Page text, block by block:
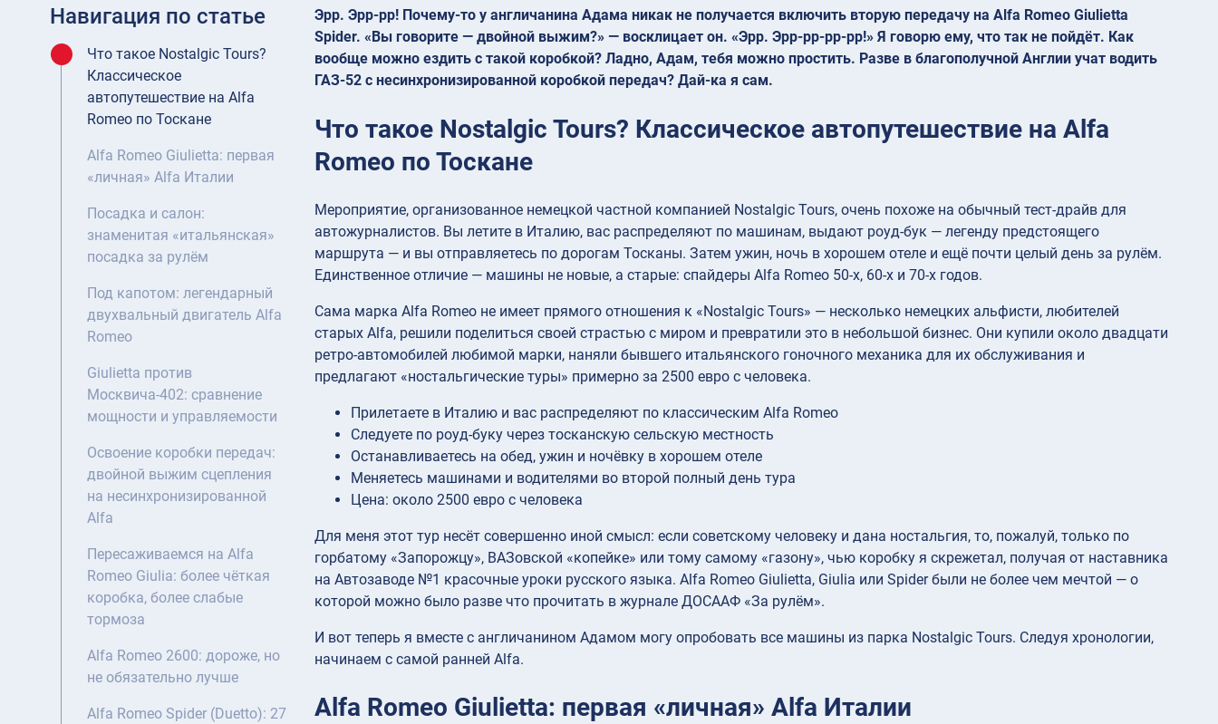
Навигация по статье
Что такое Nostalgic Tours?
Классическое
автопутешествие на Alfa
Romeo по Тоскане
Alfa Romeo Giulietta: первая
«личная» Alfa Италии
Посадка и салон:
знаменитая «итальянская»
посадка за рулём
Под капотом: легендарный
двухвальный двигатель Alfa
Romeo
Giulietta против
Москвича-402: сравнение
мощности и управляемости
Освоение коробки передач:
двойной выжим сцепления
на несинхронизированной
Alfa
Пересаживаемся на Alfa
Romeo Giulia: более чёткая
коробка, более слабые
тормоза
Alfa Romeo 2600: дороже, но
не обязательно лучше
Alfa Romeo Spider (Duetto): 27
Эрр. Эрр-рр! Почему-то у англичанина Адама никак не получается включить вторую передачу на Alfa Romeo Giulietta
Spider. «Вы говорите — двойной выжим?» — восклицает он. «Эрр. Эрр-рр-рр-рр!» Я говорю ему, что так не пойдёт. Как
вообще можно ездить с такой коробкой? Ладно, Адам, тебя можно простить. Разве в благополучной Англии учат водить
ГАЗ-52 с несинхронизированной коробкой передач? Дай-ка я сам.
Что такое Nostalgic Tours? Классическое автопутешествие на Alfa
Romeo по Тоскане
Мероприятие, организованное немецкой частной компанией Nostalgic Tours, очень похоже на обычный тест-драйв для
автожурналистов. Вы летите в Италию, вас распределяют по машинам, выдают роуд-бук — легенду предстоящего
маршрута — и вы отправляетесь по дорогам Тосканы. Затем ужин, ночь в хорошем отеле и ещё почти целый день за рулём.
Единственное отличие — машины не новые, а старые: спайдеры Alfa Romeo 50-х, 60-х и 70-х годов.
Сама марка Alfa Romeo не имеет прямого отношения к «Nostalgic Tours» — несколько немецких альфисти, любителей
старых Alfa, решили поделиться своей страстью с миром и превратили это в небольшой бизнес. Они купили около двадцати
ретро-автомобилей любимой марки, наняли бывшего итальянского гоночного механика для их обслуживания и
предлагают «ностальгические туры» примерно за 2500 евро с человека.
Прилетаете в Италию и вас распределяют по классическим Alfa Romeo
Следуете по роуд-буку через тосканскую сельскую местность
Останавливаетесь на обед, ужин и ночёвку в хорошем отеле
Меняетесь машинами и водителями во второй полный день тура
Цена: около 2500 евро с человека
Для меня этот тур несёт совершенно иной смысл: если советскому человеку и дана ностальгия, то, пожалуй, только по
горбатому «Запорожцу», ВАЗовской «копейке» или тому самому «газону», чью коробку я скрежетал, получая от наставника
на Автозаводе №1 красочные уроки русского языка. Alfa Romeo Giulietta, Giulia или Spider были не более чем мечтой — о
которой можно было разве что прочитать в журнале ДОСААФ «За рулём».
И вот теперь я вместе с англичанином Адамом могу опробовать все машины из парка Nostalgic Tours. Следуя хронологии,
начинаем с самой ранней Alfa.
Alfa Romeo Giulietta: первая «личная» Alfa Италии